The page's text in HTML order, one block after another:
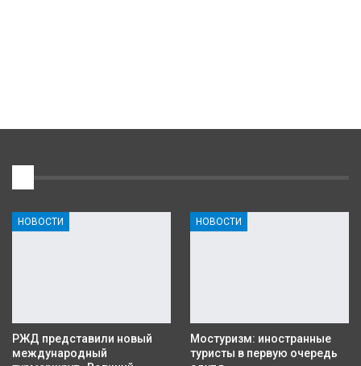
НОВОСТИ
РЖД представили новый
международный
НОВОСТИ
Мостуризм: иностранные
туристы в первую очередь